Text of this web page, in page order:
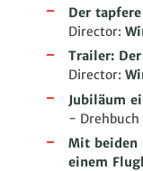
Der
Director:
Trailer:
Director:
Jubiläum
-
Mit beiden
einem